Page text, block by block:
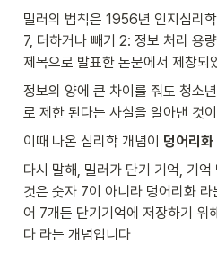
밀러의 법칙은 1956년 인지심리
7, 더하거나 빼기 2: 정보 처리 용
제목으로 발표한 논문에서 제창되
정보의 양에 큰 차이를 줘도 청소
로 제한 된다는 사실을 알아낸 것
이때 나온 심리학 개념이 덩어리화
다시 말해, 밀러가 단기 기억, 기
것은 숫자 7이 아니라 덩어리화
어 7개든 단기기억에 저장하기 위
다 라는 개념입니다